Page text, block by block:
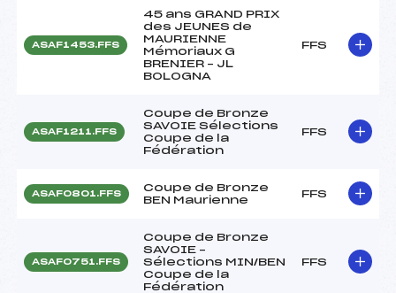
ASAF1453.FFS
45 ans GRAND PRIX
des JEUNES de
MAURIENNE
Mémoriaux G
BRENIER – JL
BOLOGNA
FFS
ASAF1211.FFS
Coupe de Bronze
SAVOIE Sélections
Coupe de la
Fédération
FFS
ASAF0801.FFS
Coupe de Bronze
BEN Maurienne
FFS
ASAF0751.FFS
Coupe de Bronze
SAVOIE –
Sélections MIN/BEN
Coupe de la
Fédération
FFS